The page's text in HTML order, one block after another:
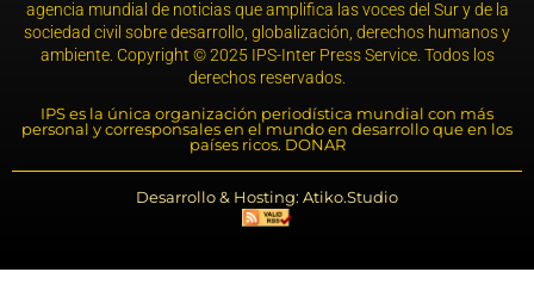
agencia mundial de noticias que amplifica las voces del Sur y de la
sociedad civil sobre desarrollo, globalización, derechos humanos y
ambiente. Copyright © 2025 IPS-Inter Press Service. Todos los
derechos reservados.
IPS es la única organización periodística mundial con más
personal y corresponsales en el mundo en desarrollo que en los
países ricos. DONAR
Desarrollo & Hosting: Atiko.Studio